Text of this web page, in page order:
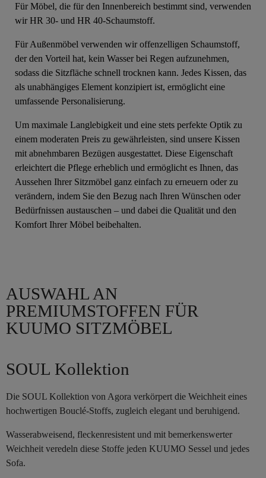
Für Möbel, die für den Innenbereich bestimmt sind, verwenden
wir HR 30- und HR 40-Schaumstoff.
Für Außenmöbel verwenden wir offenzelligen Schaumstoff,
der den Vorteil hat, kein Wasser bei Regen aufzunehmen,
sodass die Sitzfläche schnell trocknen kann. Jedes Kissen, das
als unabhängiges Element konzipiert ist, ermöglicht eine
umfassende Personalisierung.
Um maximale Langlebigkeit und eine stets perfekte Optik zu
einem moderaten Preis zu gewährleisten, sind unsere Kissen
mit abnehmbaren Bezügen ausgestattet. Diese Eigenschaft
erleichtert die Pflege erheblich und ermöglicht es Ihnen, das
Aussehen Ihrer Sitzmöbel ganz einfach zu erneuern oder zu
verändern, indem Sie den Bezug nach Ihren Wünschen oder
Bedürfnissen austauschen – und dabei die Qualität und den
Komfort Ihrer Möbel beibehalten.
AUSWAHL AN
PREMIUMSTOFFEN FÜR
KUUMO SITZMÖBEL
SOUL Kollektion
Die SOUL Kollektion von Agora verkörpert die Weichheit eines
hochwertigen Bouclé-Stoffs, zugleich elegant und beruhigend.
Wasserabweisend, fleckenresistent und mit bemerkenswerter
Weichheit veredeln diese Stoffe jeden KUUMO Sessel und jedes
Sofa.